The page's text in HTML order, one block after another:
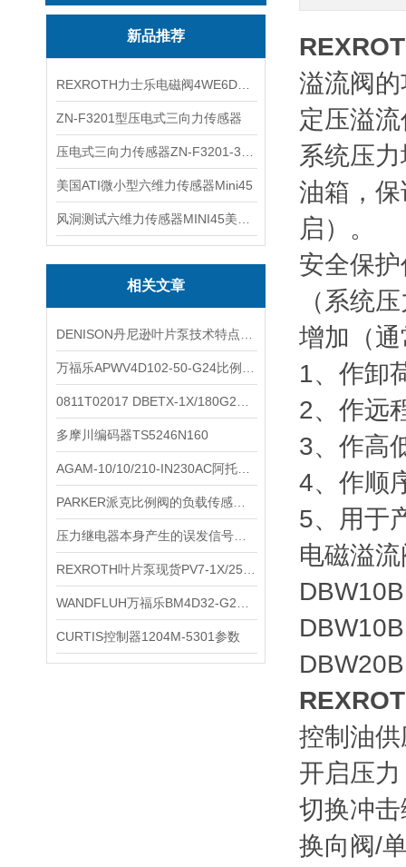
新品推荐
ZN-F3201型压电式三向力传感器
美国ATI微小型六维力传感器Mini45
相关文章
多摩川编码器TS5246N160
CURTIS控制器1204M-5301参数
溢流阀
定压溢
系统压
油箱，
启）。
安全保
（系统
增加（
1、作卸
2、作远
3、作高
4、作顺
5、用于
电磁溢
控制油
开启压
切换冲
换向阀/